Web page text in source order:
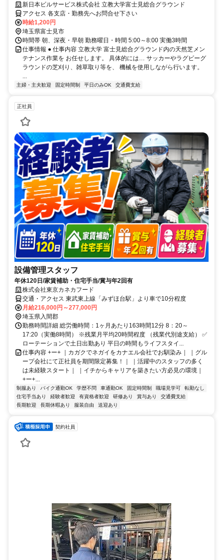
新日本ビルサービス株式会社 立教大学富士見総合グラウンド
アクセス 各支店・勤務先へお問合せ下さい
時給1,200円
埼玉県富士見市
時間帯 朝、深夜・早朝 勤務曜日・時間 5:00～8:00 実働3時間
仕事情報 ● 仕事内容 立教大学 富士見総合グラウンド内の天然芝メン
テナンス作業を お任せします。 具体的には… サッカーやラグビーグ
ラウンドの芝刈り、雑草取り等を、 機械を使用しながら行います。
...
主婦・主夫歓迎 固定時間制 平日のみOK 交通費支給
正社員
設備管理スタッフ
年休120日/家賃補助・住宅手当/賞与年2回有
株式会社東京カネカフード
交通・アクセス 東武東上線「みずほ台駅」より車で10分程度
月給216,000円～277,000円
埼玉県入間郡
勤務時間詳細 総労働時間：1ヶ月あたり163時間12分 8：20～
17:20（実働8時間） ※残業月平均20時間程度 （残業代別途支給） ✅
ローテーションで土日出勤あり 平日の時間もライフスタイ...
仕事内容 +ー+ ｜カガクでネガイをカナエル会社でお馴染み｜ ｜グル
ープ会社にて正社員を期間限定募集！｜ ｜活躍中のスタッフの多く
は未経験スタート｜ ｜イチからキャリアを築きたい方必見の環境｜
+ー+...
制服あり バイク通勤OK 学歴不問 車通勤OK 固定時間制 職場見学可
転勤なし
住宅手当あり
経験者歓迎 有資格者歓迎 研修あり 賞与あり
交通費支給
長期歓迎
長期休暇あり 服装自由 送迎あり
契約社員